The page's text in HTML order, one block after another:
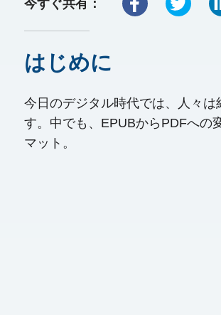
今すぐ共有：
はじめに
今日のデジタル時代では、人々
す。中でも、EPUBからPDFへの
マット。